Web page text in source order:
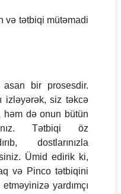
və tətbiqi mütəmadi
bir prosesdir.
izləyərək, siz təkcə
həm də onun bütün
Tətbiqi öz
dostlarınızla
Ümid edirik ki,
və Pinco tətbiqini
yardımçı